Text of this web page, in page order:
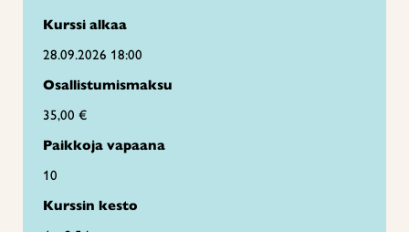
Kurssi alkaa
28.09.2026 18:00
Osallistumismaksu
35,00 €
Paikkoja vapaana
10
Kurssin kesto